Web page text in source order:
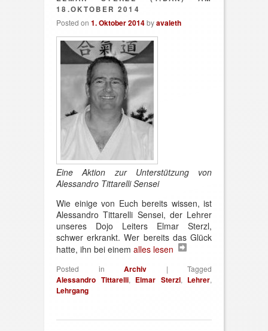
18.OKTOBER 2014
Posted on 1. Oktober 2014byavaleth
Eine Aktion zur Unterstützung von
Alessandro Tittarelli Sensei
Wie einige von Euch bereits wissen, ist
Alessandro Tittarelli Sensei, der Lehrer
unseres Dojo Leiters Elmar Sterzl,
schwer erkrankt. Wer bereits das Glück
hatte, ihn bei einem alles lesen
Posted in Archiv | Tagged
Alessandro Tittarelli, Elmar Sterzl, Lehrer,
Lehrgang